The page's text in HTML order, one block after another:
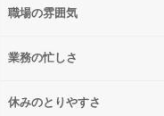
職場の雰囲気
業務の忙しさ
休みのとりやすさ